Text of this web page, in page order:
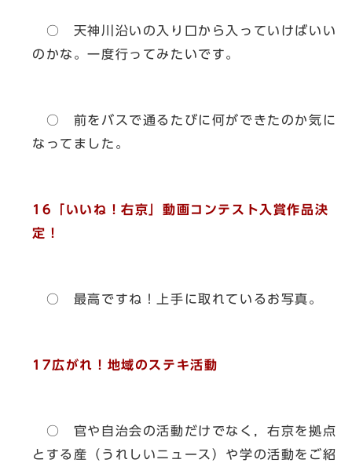
○ 天神川沿いの入り口から入っていけばいい
のかな。一度行ってみたいです。
○ 前をバスで通るたびに何ができたのか気に
なってました。
16「いいね！右京」動画コンテスト入賞作品決
定！
○ 最高ですね！上手に取れているお写真。
17広がれ！地域のステキ活動
○ 官や自治会の活動だけでなく，右京を拠点
とする産（うれしいニュース）や学の活動をご紹